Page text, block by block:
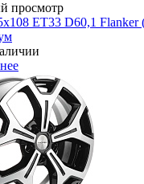
просмотр
ET33 D60,1